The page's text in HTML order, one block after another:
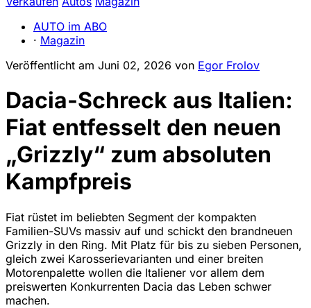
AUTO im ABO
· Magazin
Veröffentlicht am Juni 02, 2026 von Egor Frolov
Dacia-Schreck aus Italien:
Fiat entfesselt den neuen
„Grizzly“ zum absoluten
Kampfpreis
Fiat rüstet im beliebten Segment der kompakten
Familien-SUVs massiv auf und schickt den brandneuen
Grizzly in den Ring. Mit Platz für bis zu sieben Personen,
gleich zwei Karosserievarianten und einer breiten
Motorenpalette wollen die Italiener vor allem dem
preiswerten Konkurrenten Dacia das Leben schwer
machen.